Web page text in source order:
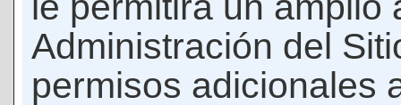
Administración del
permisos adicionales